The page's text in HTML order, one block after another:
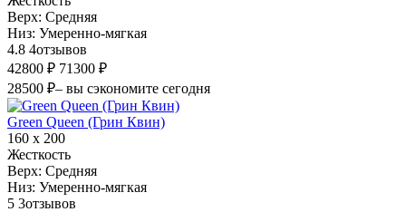
Верх: Средняя
Низ: Умеренно-мягкая
4.8 4отзывов
42800 ₽ 71300 ₽
28500 ₽– вы сэкономите сегодня
Green Queen (Грин Квин)
160 х 200
Жесткость
Верх: Средняя
Низ: Умеренно-мягкая
5 3отзывов